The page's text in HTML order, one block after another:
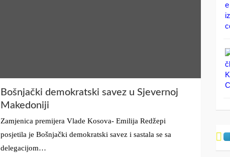
Bošnjački demokratski savez u Sjevernoj
Makedoniji
Zamjenica premijera Vlade Kosova- Emilija Redžepi
posjetila je Bošnjački demokratski savez i sastala se sa
delegacijom…